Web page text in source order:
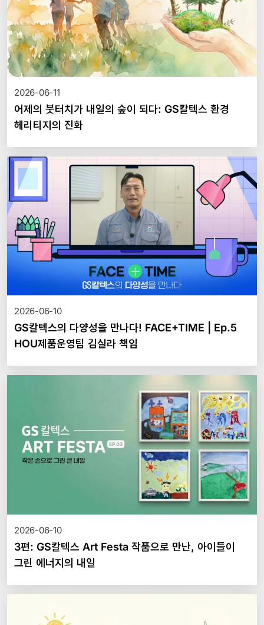
2026-06-11
어제의 붓터치가 내일의 숲이 되다: GS칼텍스 환경
헤리티지의 진화
2026-06-10
GS칼텍스의 다양성을 만나다! FACE+TIME | Ep.5
HOU제품운영팀 김실라 책임
2026-06-10
3편: GS칼텍스 Art Festa 작품으로 만난, 아이들이
그린 에너지의 내일